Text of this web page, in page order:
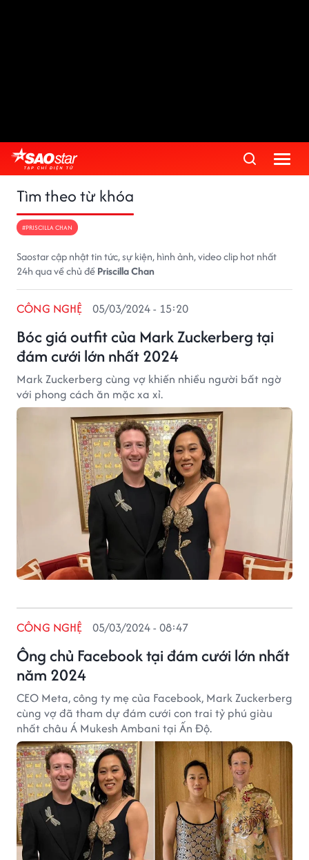
Tìm theo từ khóa
#PRISCILLA CHAN
Saostar cập nhật tin tức, sự kiện, hình ảnh, video clip hot nhất
24h qua về chủ đềPriscilla Chan
Bóc giá outfit của Mark Zuckerberg tại
đám cưới lớn nhất 2024
CÔNG NGHỆ 05/03/2024 - 15:20
Mark Zuckerberg cùng vợ khiến nhiều người bất ngờ
với phong cách ăn mặc xa xỉ.
Ông chủ Facebook tại đám cưới lớn nhất
năm 2024
CÔNG NGHỆ 05/03/2024 - 08:47
CEO Meta, công ty mẹ của Facebook, Mark Zuckerberg
cùng vợ đã tham dự đám cưới con trai tỷ phú giàu
nhất châu Á Mukesh Ambani tại Ấn Độ.